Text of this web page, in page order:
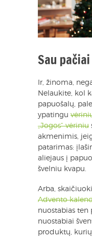
Sau
Ir, žinoma,
Nelaukite, kol
papuošalų,
ypatingu
„Jogos“ vėriniu
akmenimis,
patarimas:
aliejaus į
švelniu kvapu.
Arba,
Advento
nuostabias ten
nuostabiai
produktų,